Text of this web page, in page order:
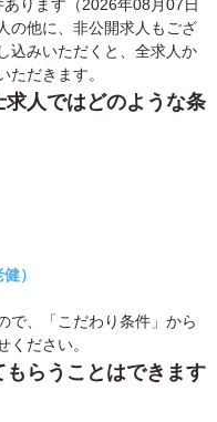
ります（2026年08月07日
の他に、非公開求人もござ
込みいただくと、全求人か
ただきます。
人ではどのような条
）
で、「こだわり条件」から
ださい。
らうことはできます